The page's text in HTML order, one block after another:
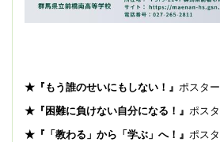
★『もう誰のせいにもしない！』 ポスタ
★『困難に負けない自分になる！』 ポス
★『「教わる」から「学ぶ」へ！』 ポス